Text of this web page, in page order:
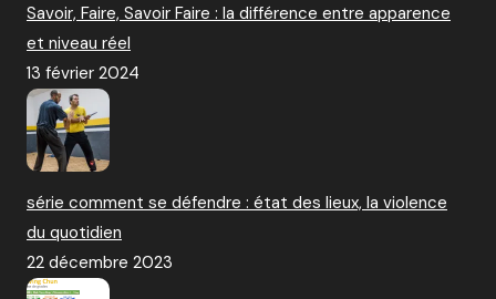
Savoir, Faire, Savoir Faire : la différence entre apparence
et niveau réel
13 février 2024
série comment se défendre : état des lieux, la violence
du quotidien
22 décembre 2023